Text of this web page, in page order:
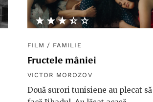
★★★★★
☆☆☆☆☆
FILM / FAMILIE
Fructele mâniei
VICTOR MOROZOV
Două surori tunisiene au plecat să